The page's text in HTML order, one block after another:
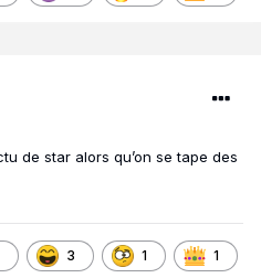
de star alors qu’on se tape des
3 1 1